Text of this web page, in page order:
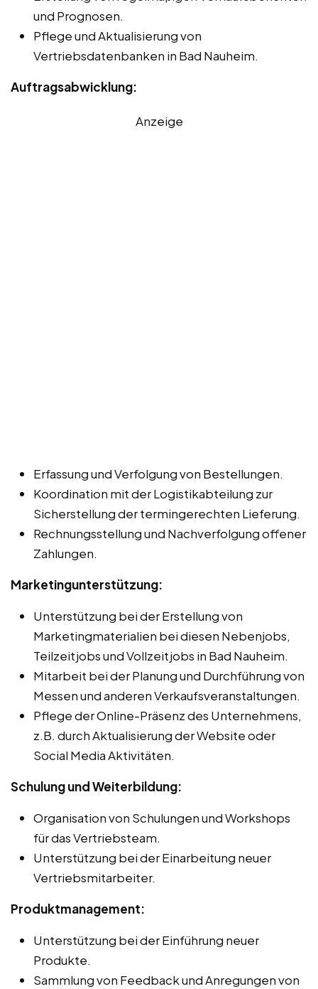
und Prognosen.
Pflege und Aktualisierung von
Vertriebsdatenbanken in Bad Nauheim.
Auftragsabwicklung:
Anzeige
Erfassung und Verfolgung von Bestellungen.
Koordination mit der Logistikabteilung zur
Sicherstellung der termingerechten Lieferung.
Rechnungsstellung und Nachverfolgung offener
Zahlungen.
Marketingunterstützung:
Unterstützung bei der Erstellung von
Marketingmaterialien bei diesen Nebenjobs,
Teilzeitjobs und Vollzeitjobs in Bad Nauheim.
Mitarbeit bei der Planung und Durchführung von
Messen und anderen Verkaufsveranstaltungen.
Pflege der Online-Präsenz des Unternehmens,
z.B. durch Aktualisierung der Website oder
Social Media Aktivitäten.
Schulung und Weiterbildung:
Organisation von Schulungen und Workshops
für das Vertriebsteam.
Unterstützung bei der Einarbeitung neuer
Vertriebsmitarbeiter.
Produktmanagement:
Unterstützung bei der Einführung neuer
Produkte.
Sammlung von Feedback und Anregungen von